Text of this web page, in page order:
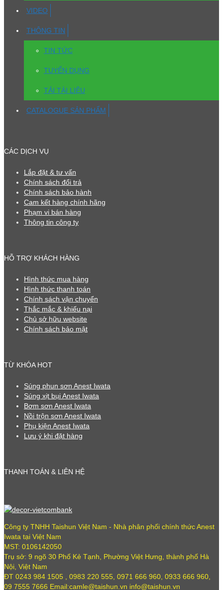
VIDEO
THÔNG TIN
TIN TỨC
TUYỂN DỤNG
TẢI TÀI LIỆU
CATALOGUE SẢN PHẨM
CÁC DỊCH VỤ
Lắp đặt & tư vấn
Chính sách đổi trả
Chính sách bảo hành
Cam kết hàng chính hãng
Phạm vi bán hàng
Thông tin công ty
HỖ TRỢ KHÁCH HÀNG
Hình thức mua hàng
Hình thức thanh toán
Chính sách vận chuyển
Thắc mắc & khiếu nại
Chủ sở hữu website
Chính sách bảo mật
TỪ KHÓA HOT
Súng phun sơn Anest Iwata
Súng xịt bụi Anest Iwata
Bơm sơn Anest Iwata
Nồi trộn sơn Anest Iwata
Phụ kiện Anest Iwata
Lưu ý khi đặt hàng
THANH TOÁN & LIÊN HỆ
Công ty TNHH Taishun Việt Nam - Nhà phân phối chính thức Anest
Iwata tại Việt Nam
MST: 0106142050
Trụ sở: 9 ngõ 30 Phố Kẻ Tạnh, Phường Việt Hưng, thành phố Hà
Nội, Việt Nam
ĐT 0243 984 1505 , 0983 220 555, 0971 666 960, 0933 666 960,
09 7555 7666 Email:camle@taishun.vn info@taishun.vn